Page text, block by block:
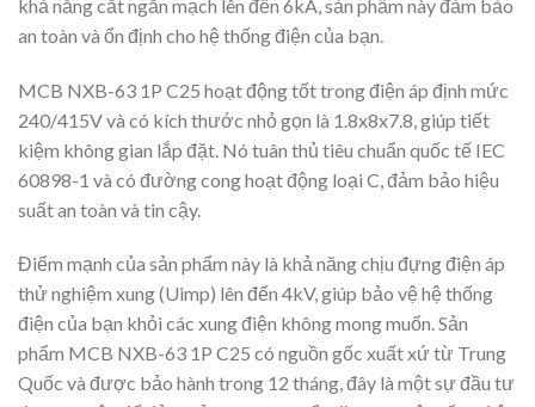
khả năng cắt ngắn mạch lên đến 6kA, sản phẩm này đảm bảo
an toàn và ổn định cho hệ thống điện của bạn.
MCB NXB-63 1P C25 hoạt động tốt trong điện áp định mức
240/415V và có kích thước nhỏ gọn là 1.8x8x7.8, giúp tiết
kiệm không gian lắp đặt. Nó tuân thủ tiêu chuẩn quốc tế IEC
60898-1 và có đường cong hoạt động loại C, đảm bảo hiệu
suất an toàn và tin cậy.
Điểm mạnh của sản phẩm này là khả năng chịu đựng điện áp
thử nghiệm xung (Uimp) lên đến 4kV, giúp bảo vệ hệ thống
điện của bạn khỏi các xung điện không mong muốn. Sản
phẩm MCB NXB-63 1P C25 có nguồn gốc xuất xứ từ Trung
Quốc và được bảo hành trong 12 tháng, đây là một sự đầu tư